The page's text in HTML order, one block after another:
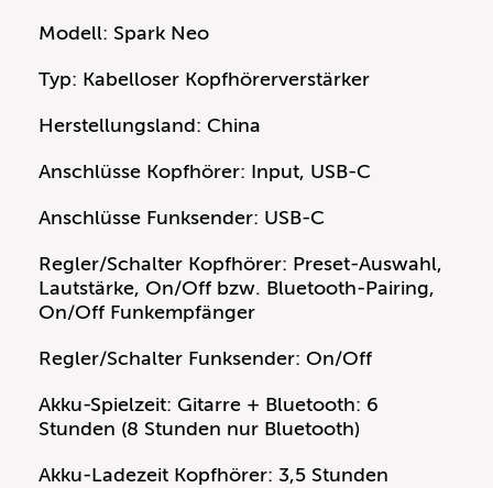
Modell: Spark Neo
Typ: Kabelloser Kopfhörerverstärker
Herstellungsland: China
Anschlüsse Kopfhörer: Input, USB-C
Anschlüsse Funksender: USB-C
Regler/Schalter Kopfhörer: Preset-Auswahl,
Lautstärke, On/Off bzw. Bluetooth-Pairing,
On/Off Funkempfänger
Regler/Schalter Funksender: On/Off
Akku-Spielzeit: Gitarre + Bluetooth: 6
Stunden (8 Stunden nur Bluetooth)
Akku-Ladezeit Kopfhörer: 3,5 Stunden